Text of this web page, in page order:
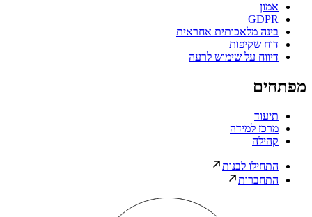
אמון
GDPR
בינה מלאכותית אחראית
דוח שקיפות
דיווח על שימוש לרעה
מפתחים
תיעוד
מרכז למידה
קהילה
התחילו לבנות
התחברות